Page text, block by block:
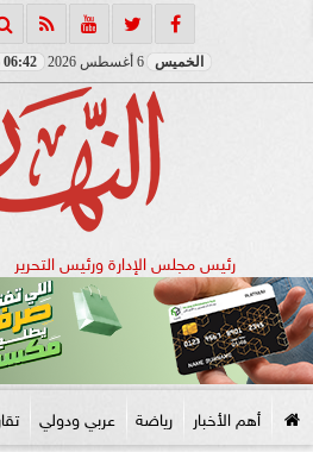
الخميس 06:42 صـ
رئيس مجلس الإدارة ورئيس التحرير
أهم الأخبار رياضة عربي ودولي